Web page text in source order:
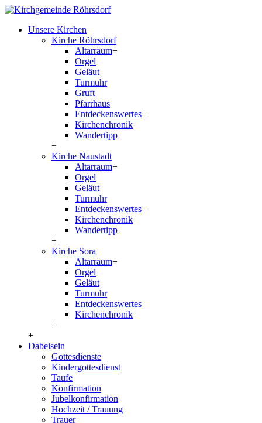
Unsere Kirchen
Kirche Röhrsdorf
Altarraum+
Orgel
Geläut
Turmuhr
Gruft
Pfarrhaus
Entdeckenswertes+
Kirchenchronik
Wandertipp
+
Kirche Naustadt
Altarraum+
Orgel
Geläut
Turmuhr
Entdeckenswertes+
Kirchenchronik
Wandertipp
+
Kirche Sora
Altarraum+
Orgel
Geläut
Turmuhr
Entdeckenswertes
Kirchenchronik
+
+
Dabeisein
Gottesdienste
Kindergottesdienst
Taufe
Konfirmation
Jubelkonfirmation
Hochzeit / Trauung
Trauer